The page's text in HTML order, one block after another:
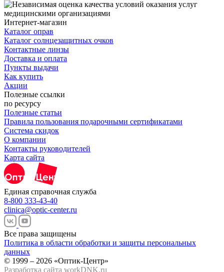
Интернет-магазин
Каталог оправ
Каталог солнцезащитных очков
Контактные линзы
Доставка и оплата
Пункты выдачи
Как купить
Акции
Полезные ссылки
по ресурсу
Полезные статьи
Правила пользования подарочными сертификатами
Система скидок
О компании
Контакты руководителей
Карта сайта
Единая справочная служба
8-800 333-43-40
clinica@optic-center.ru
Все права защищены
Политика в области обработки и защиты персональных
данных
© 1999 – 2026 «Оптик-Центр»
Разработка сайта workDNK.ru